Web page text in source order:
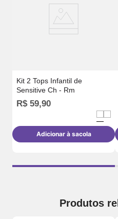
Kit 2 Tops Infantil de
Sensitive Ch - Rm
R$ 59,90
Adicionar à sacola
Produtos